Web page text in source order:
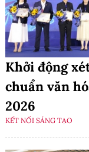
Khởi động
chuẩn văn
2026
KẾT NỐI SÁNG TẠO